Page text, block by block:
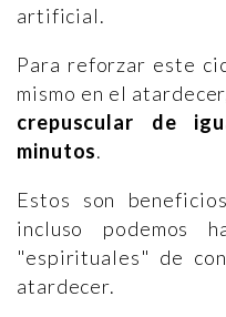
artificial.
Para reforzar este
mismo en el
crepuscular de
minutos.
Estos son
incluso podemos
"espirituales" de
atardecer.